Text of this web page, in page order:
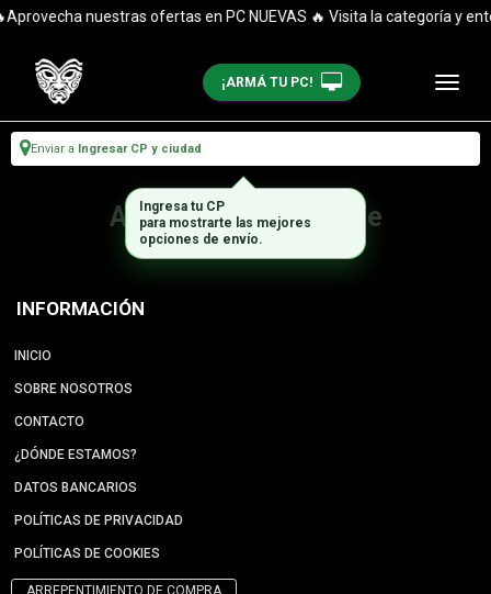
nuestras ofertas en PC NUEVAS 🔥 Visita la categoría y
¡ARMÁ TU PC!
Enviar a Ingresar CP y ciudad
Artículo no disponible
INFORMACIÓN
INICIO
SOBRE NOSOTROS
CONTACTO
¿DÓNDE ESTAMOS?
DATOS BANCARIOS
POLÍTICAS DE PRIVACIDAD
POLÍTICAS DE COOKIES
ARREPENTIMIENTO DE COMPRA
Ingresa tu CP
para mostrarte las mejores
opciones de envío.